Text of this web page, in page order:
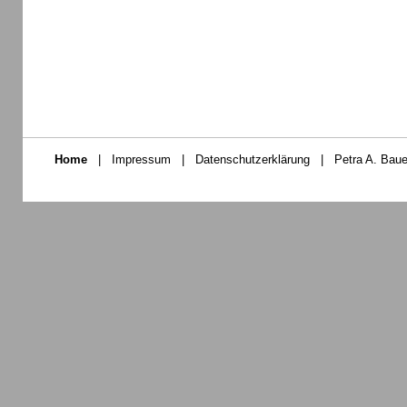
Home | Impressum | Datenschutzerklärung | Petra A.